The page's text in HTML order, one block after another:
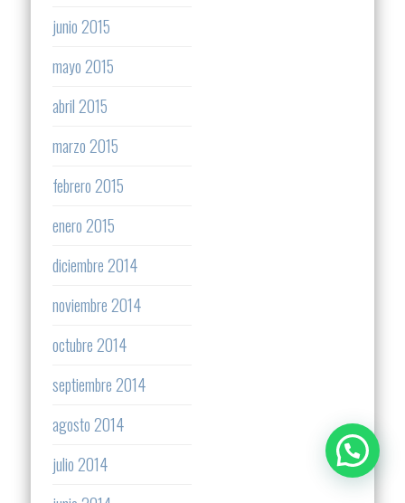
junio 2015
mayo 2015
abril 2015
marzo 2015
febrero 2015
enero 2015
diciembre 2014
noviembre 2014
octubre 2014
septiembre 2014
agosto 2014
julio 2014